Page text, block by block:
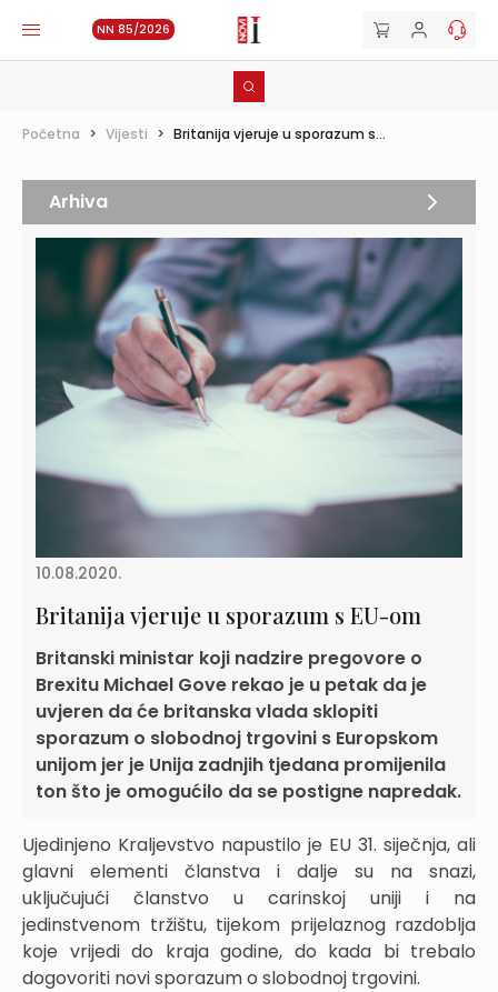
NN 85/2026
Početna > Vijesti > ​​​​​​​Britanija vjeruje u sporazum s...
10.08.2020.
​​​​​​​Britanija vjeruje u sporazum s EU-om
Britanski ministar koji nadzire pregovore o
Brexitu Michael Gove rekao je u petak da je
uvjeren da će britanska vlada sklopiti
sporazum o slobodnoj trgovini s Europskom
unijom jer je Unija zadnjih tjedana promijenila
ton što je omogućilo da se postigne napredak.
Ujedinjeno Kraljevstvo napustilo je EU 31. siječnja, ali
glavni elementi članstva i dalje su na snazi,
uključujući članstvo u carinskoj uniji i na
jedinstvenom tržištu, tijekom prijelaznog razdoblja
koje vrijedi do kraja godine, do kada bi trebalo
dogovoriti novi sporazum o slobodnoj trgovini.
Arhiva